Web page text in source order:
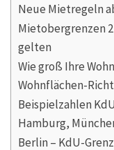
Neue Mietregeln
Mietobergrenzen
gelten
Wie groß Ihre
Wohnflächen-
Beispielzahlen
Hamburg,
Berlin – KdU-